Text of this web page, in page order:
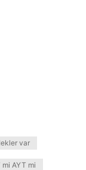
var
AYT mi